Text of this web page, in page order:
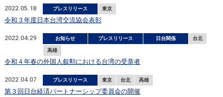
2022.05.18 プレスリリース 東京
令和３年度日本台湾交流協会表彰
2022.04.29 お知らせ プレスリリース 日台関係
台北
高雄
令和４年春の外国人叙勲における台湾の受章者
2022.04.07 プレスリリース 東京 台北 高雄
第３回日台経済パートナーシップ委員会の開催